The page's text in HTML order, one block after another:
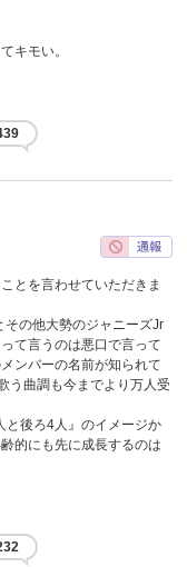
キモい。
とを言わせていただきま
その他大勢のジャニーズJr
て言うのは悪口で言って
ンバーの名前が知られて
う曲調も今までより万人受
と後ろ4人』のイメージか
的にも先に成長するのは